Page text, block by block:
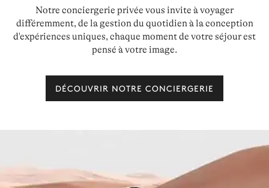
Notre conciergerie privée vous invite à voyager
différemment, de la gestion du quotidien à la conception
d'expériences uniques, chaque moment de votre séjour est
pensé à votre image.
DÉCOUVRIR NOTRE CONCIERGERIE